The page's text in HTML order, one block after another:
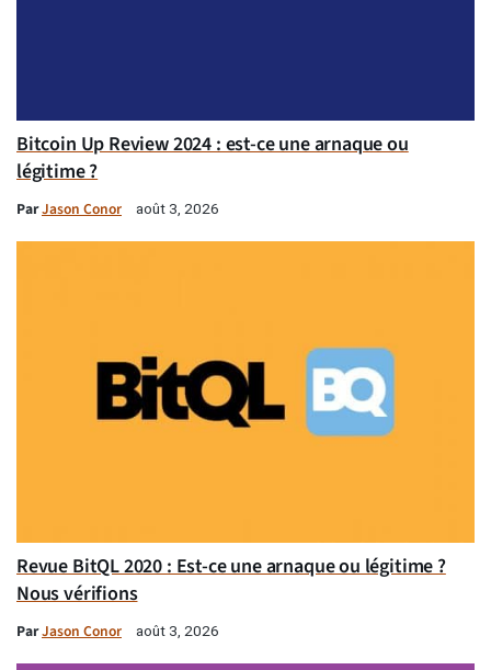
Bitcoin Up Review 2024 : est-ce une arnaque ou
légitime ?
ParJason Conor août 3, 2026
Revue BitQL 2020 : Est-ce une arnaque ou légitime ?
Nous vérifions
ParJason Conor août 3, 2026